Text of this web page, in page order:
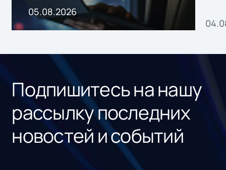
05.08.2026
Подпишитесь на нашу
рассылку последних
новостей и событий